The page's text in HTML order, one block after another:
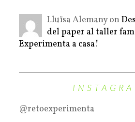
Lluïsa Alemany on
del paper al taller
Experimenta a casa!
@retoexperimenta